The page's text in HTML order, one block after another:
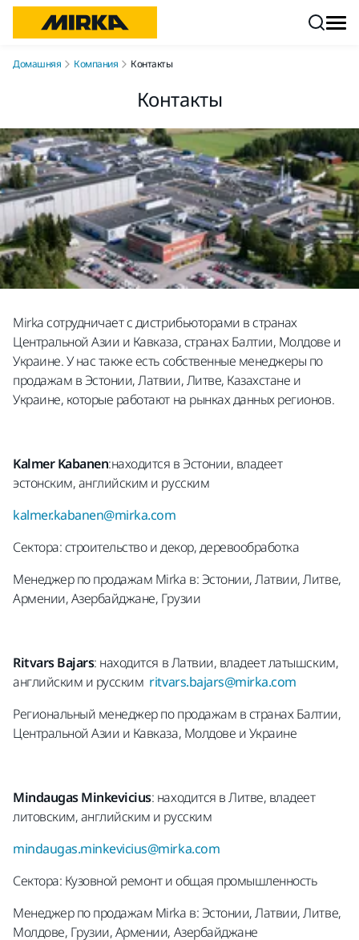
Домашняя Компания Контакты
Контакты
Mirka сотрудничает с дистрибьюторами в странах
Центральной Азии и Кавказа, странах Балтии, Молдове и
Украине. У нас также есть собственные менеджеры по
продажам в Эстонии, Латвии, Литве, Казахстане и
Украине, которые работают на рынках данных регионов.
Kalmer Kabanen:находится в Эстонии, владеет
эстонским, английским и русским
kalmer.kabanen@mirka.com
Сектора: строительство и декор, деревообработка
Менеджер по продажам Mirka в: Эстонии, Латвии, Литве,
Армении, Азербайджане, Грузии
Ritvars Bajars: находится в Латвии, владеет латышским,
английским и русским ritvars.bajars@mirka.com
Региональный менеджер по продажам в странах Балтии,
Центральной Азии и Кавказа, Молдове и Украине
Mindaugas Minkevicius: находится в Литве, владеет
литовским, английским и русским
mindaugas.minkevicius@mirka.com
Сектора: Кузовной ремонт и общая промышленность
Менеджер по продажам Mirka в: Эстонии, Латвии, Литве,
Молдове, Грузии, Армении, Азербайджане